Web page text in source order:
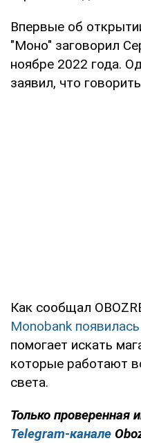
Впервые об
"Моно" заговорил
ноябре 2022 года.
заявил, что
Как сообщал
Monobank
помогает искать
которые работают
света.
Только проверенная
Telegram-канале